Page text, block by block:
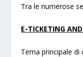
Tra le numerose
E-TICKETING
Tema principale di